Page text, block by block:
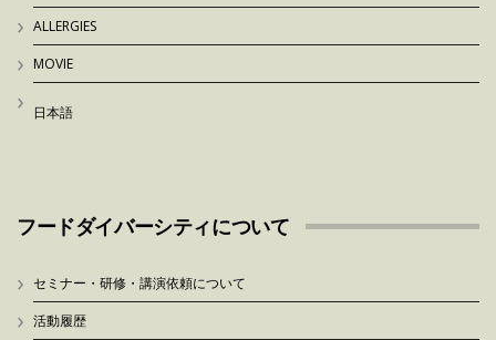
ALLERGIES
MOVIE
日本語
フードダイバーシティについて
セミナー・研修・講演依頼について
活動履歴